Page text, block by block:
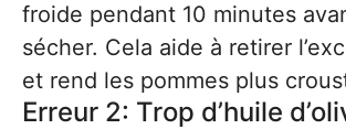
froide pendant 10 minutes
sécher. Cela aide à retirer
et rend les pommes plus
Erreur 2: Trop d’huile